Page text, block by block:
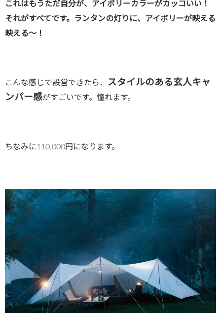
これはもうただ自分が、アイボリーカラーがカッコいい！
それがすべてです。ランタンの灯りに、アイボリーが映える
映える〜！
こんな感じで設営できたら、 スタイルのある玄人キャ
ンパー感がすごいです。憧れます。
ちなみに110,000円になります。